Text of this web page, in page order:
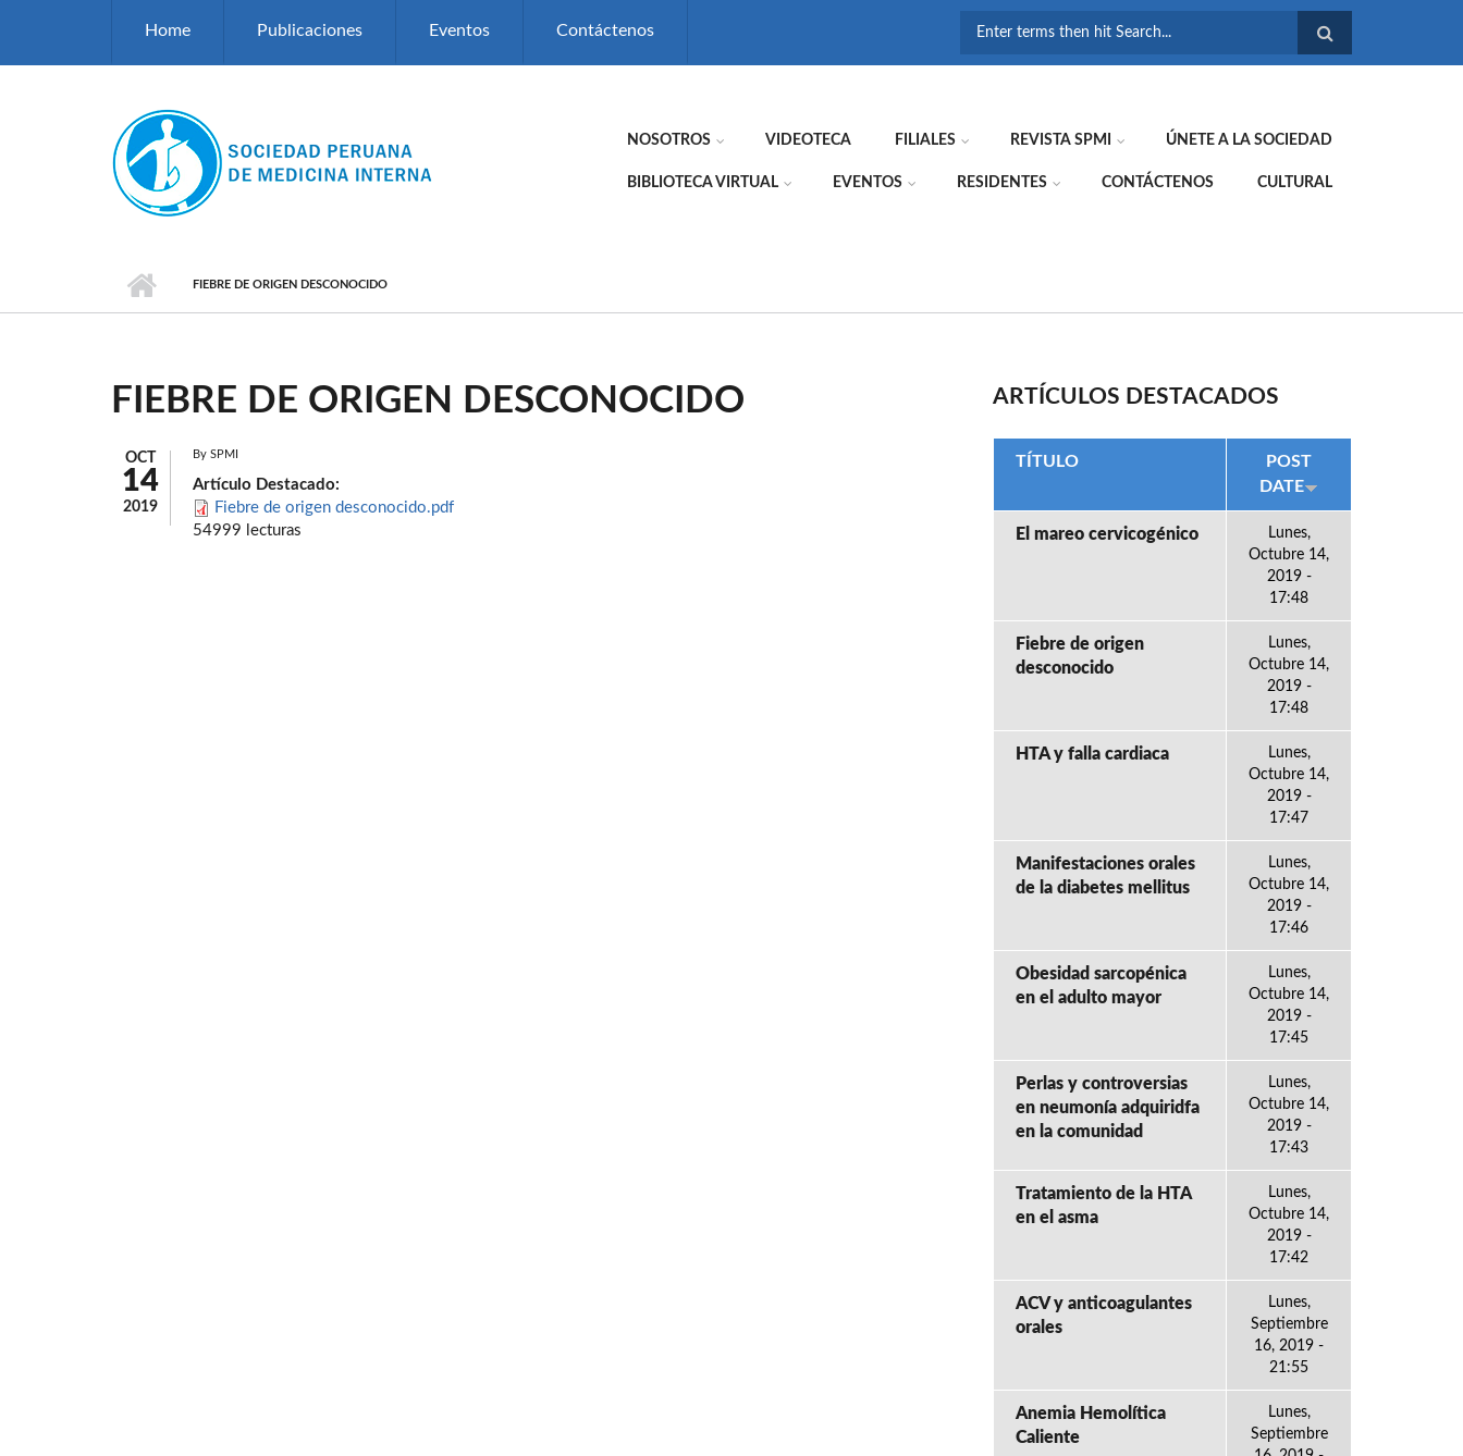
Home Publicaciones Eventos Contáctenos
NOSOTROS VIDEOTECA FILIALES REVISTA SPMI ÚNETE A LA SOCIEDAD
BIBLIOTECA VIRTUAL EVENTOS RESIDENTES CONTÁCTENOS CULTURAL
FIEBRE DE ORIGEN DESCONOCIDO
FIEBRE DE ORIGEN DESCONOCIDO
OCT
14
2019
By SPMI
Artículo Destacado:
Fiebre de origen desconocido.pdf
54999 lecturas
ARTÍCULOS DESTACADOS
TÍTULO
POST
DATE
El mareo cervicogénico
Lunes,
Octubre 14,
2019 -
17:48
Fiebre de origen
desconocido
Lunes,
Octubre 14,
2019 -
17:48
HTA y falla cardiaca
Lunes,
Octubre 14,
2019 -
17:47
Manifestaciones orales
de la diabetes mellitus
Lunes,
Octubre 14,
2019 -
17:46
Obesidad sarcopénica
en el adulto mayor
Lunes,
Octubre 14,
2019 -
17:45
Perlas y controversias
en neumonía adquiridfa
en la comunidad
Lunes,
Octubre 14,
2019 -
17:43
Tratamiento de la HTA
en el asma
Lunes,
Octubre 14,
2019 -
17:42
ACV y anticoagulantes
orales
Lunes,
Septiembre
16, 2019 -
21:55
Anemia Hemolítica
Caliente
Lunes,
Septiembre